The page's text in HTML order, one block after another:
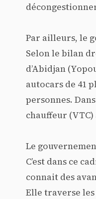
Par ailleurs, le
Selon le bilan
d’Abidjan
autocars de 41
personnes.
chauffeur
Le
C’est dans ce
connait des
Elle traverse